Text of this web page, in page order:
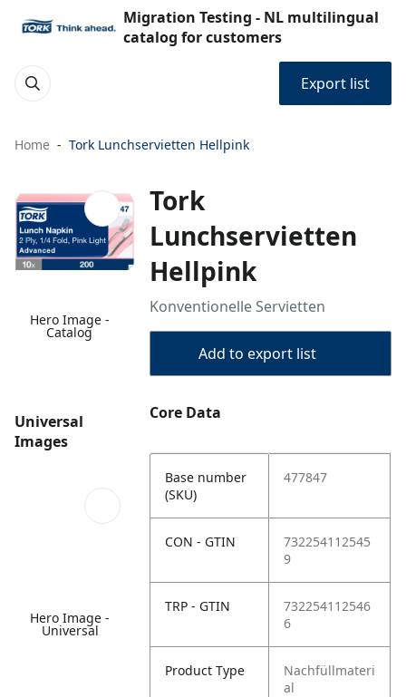
Migration Testing - NL multilingual
catalog for customers
Export list
Home Tork Lunchservietten Hellpink
Hero Image -
Catalog
Universal
Images
Hero Image -
Universal
Tork
Lunchservietten
Hellpink
Konventionelle Servietten
Add to export list
Core Data
Base number
(SKU)
477847
CON - GTIN
732254112545
9
TRP - GTIN
732254112546
6
Product Type
Nachfüllmateri
al